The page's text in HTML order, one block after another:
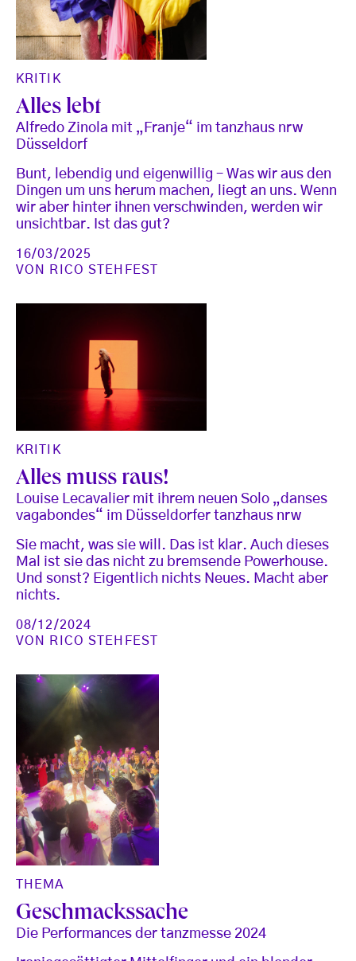
KRITIK
Alles lebt
Alfredo Zinola mit „Franje“ im tanzhaus nrw
Düsseldorf
Bunt, lebendig und eigenwillig – Was wir aus den
Dingen um uns herum machen, liegt an uns. Wenn
wir aber hinter ihnen verschwinden, werden wir
unsichtbar. Ist das gut?
16/03/2025
VON
RICO STEHFEST
KRITIK
Alles muss raus!
Louise Lecavalier mit ihrem neuen Solo „danses
vagabondes“ im Düsseldorfer tanzhaus nrw
Sie macht, was sie will. Das ist klar. Auch dieses
Mal ist sie das nicht zu bremsende Powerhouse.
Und sonst? Eigentlich nichts Neues. Macht aber
nichts.
08/12/2024
VON
RICO STEHFEST
THEMA
Geschmackssache
Die Performances der tanzmesse 2024